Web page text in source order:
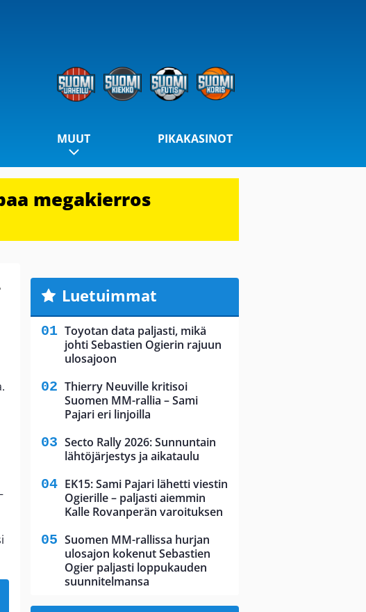
MUUT PIKAKASINOT
megakierros
Luetuimmat
Toyotan data paljasti, mikä
johti Sebastien Ogierin rajuun
ulosajoon
Thierry Neuville kritisoi
Suomen MM-rallia – Sami
Pajari eri linjoilla
Secto Rally 2026: Sunnuntain
lähtöjärjestys ja aikataulu
EK15: Sami Pajari lähetti viestin
Ogierille – paljasti aiemmin
Kalle Rovanperän varoituksen
Suomen MM-rallissa hurjan
ulosajon kokenut Sebastien
Ogier paljasti loppukauden
suunnitelmansa